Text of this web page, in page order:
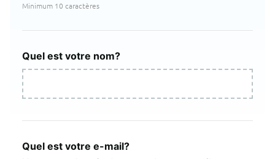
Minimum 10 caractères
Quel est votre nom?
Quel est votre e-mail?